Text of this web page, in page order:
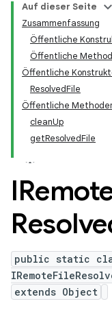
Auf dieser Seite
Zusammenfassung
Öffentliche
Öffentliche
Öffentliche
ResolvedFile
Öffentliche
cleanUp
getResolvedFile
public static
extends Object